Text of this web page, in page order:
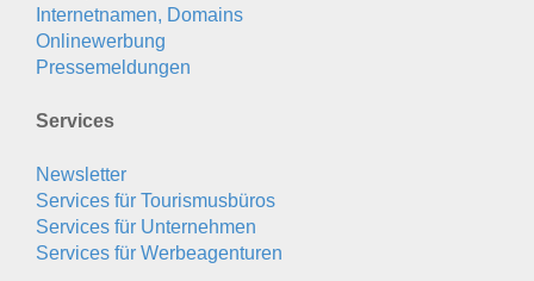
Internetnamen, Domains
Onlinewerbung
Pressemeldungen
Services
Newsletter
Services für Tourismusbüros
Services für Unternehmen
Services für Werbeagenturen